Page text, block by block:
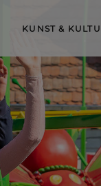
KUNST &